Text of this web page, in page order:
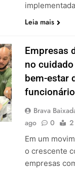
Leia mais
Empresas
no
bem-estar
Brava
ago
0 2
Em um
o crescente
empresas